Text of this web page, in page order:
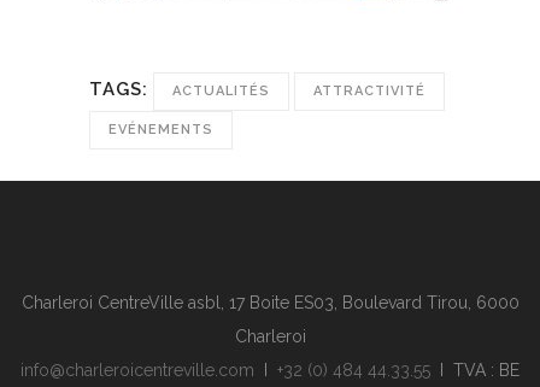
TAGS: ACTUALITÉS ATTRACTIVITÉ
EVÉNEMENTS
Charleroi CentreVille asbl, 17 Boite ES03, Boulevard Tirou, 6000
Charleroi
info@charleroicentreville.com
+32 (0) 484 44.33.55 I TVA : BE